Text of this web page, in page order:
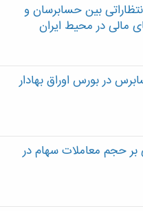
بین حسابرسان و
مالی در محیط ایران
در بورس اوراق بهادار
بر حجم معاملات سهام در